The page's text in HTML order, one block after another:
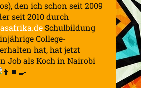
den ich schon seit 2009
seit 2010 durch
Schulbildung
College-
hat, hat jetzt
Job als Koch in Nairobi